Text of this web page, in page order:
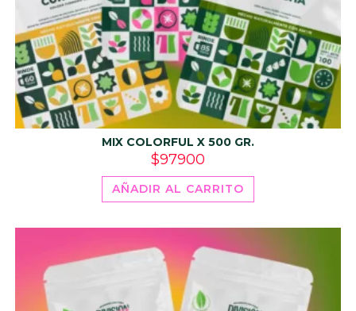
MIX COLORFUL X 500 GR.
$97900
AÑADIR AL CARRITO